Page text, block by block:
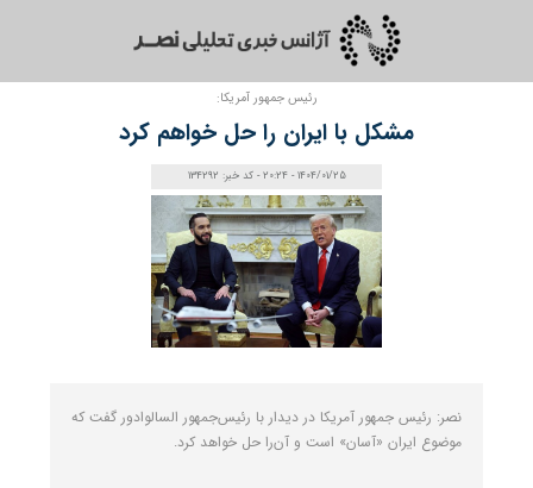
رئیس‌ جمهور آمریکا:
مشکل با ایران را حل خواهم کرد
1404/01/25 - 20:24 - کد خبر: 134292
نصر: رئیس‌ جمهور آمریکا در دیدار با رئیس‌جمهور السالوادور گفت که
موضوع ایران «آسان» است و آن‌را حل خواهد کرد.